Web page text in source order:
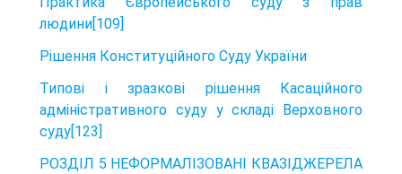
людини[109]
Рішення Конституційного Суду України
Типові і зразкові рішення Касаційного
адміністративного суду у складі Верховного
суду[123]
РОЗДІЛ 5 НЕФОРМАЛІЗОВАНІ КВАЗІДЖЕРЕЛА